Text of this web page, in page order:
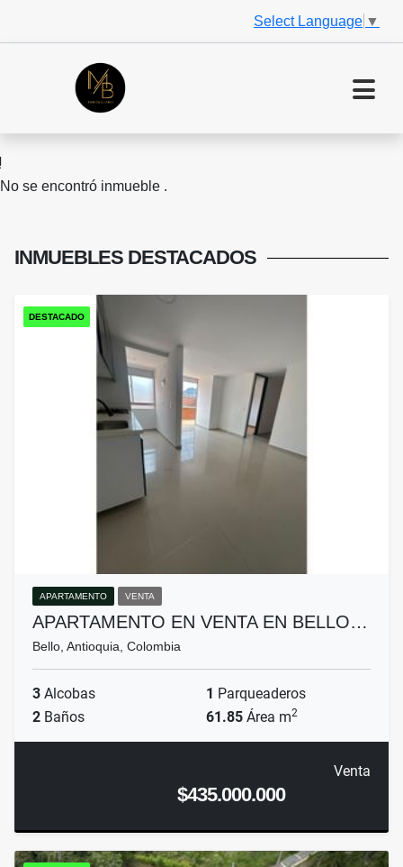
Select Language ▼
No se encontró inmueble .
INMUEBLES DESTACADOS
DESTACADO
APARTAMENTO VENTA
APARTAMENTO EN VENTA EN BELLO…
Bello, Antioquia, Colombia
3 Alcobas 1 Parqueaderos
2 Baños 61.85 Área m2
Venta
$435.000.000